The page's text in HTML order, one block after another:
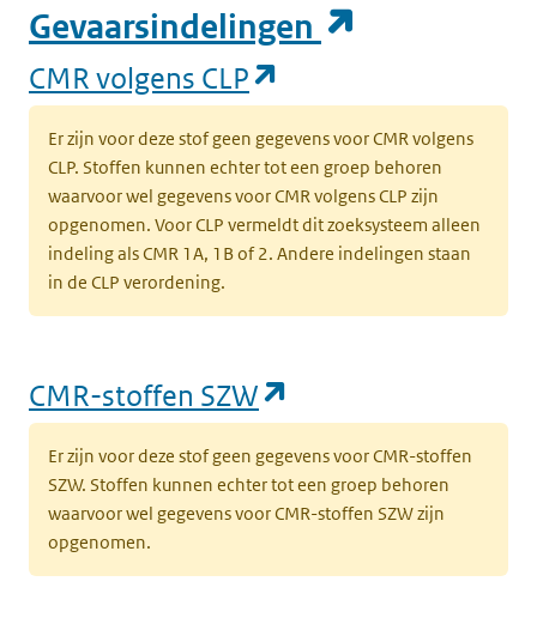
Gevaarsindelingen
CMR volgens CLP
Er zijn voor deze stof geen gegevens voor CMR volgens
CLP. Stoffen kunnen echter tot een groep behoren
waarvoor wel gegevens voor CMR volgens CLP zijn
opgenomen. Voor CLP vermeldt dit zoeksysteem alleen
indeling als CMR 1A, 1B of 2. Andere indelingen staan
in de CLP verordening.
CMR-stoffen SZW
Er zijn voor deze stof geen gegevens voor CMR-stoffen
SZW. Stoffen kunnen echter tot een groep behoren
waarvoor wel gegevens voor CMR-stoffen SZW zijn
opgenomen.